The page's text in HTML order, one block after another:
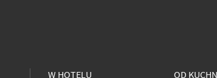
W HOTELU OD